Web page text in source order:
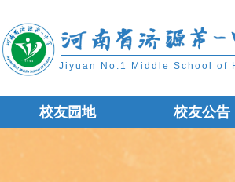
Jiyuan No.1 Middle School of
校友园地 校友公告